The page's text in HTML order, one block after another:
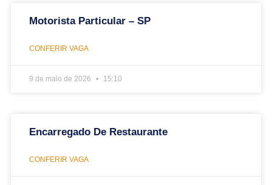
Motorista Particular – SP
CONFERIR VAGA
9 de maio de 2026 15:10
Encarregado De Restaurante
CONFERIR VAGA